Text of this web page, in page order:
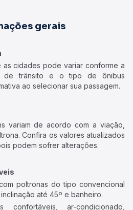
gerais
cidades pode variar conforme a
de trânsito e o tipo de ônibus
ao selecionar sua passagem.
variam de acordo com a viação,
Confira os valores atualizados
podem sofrer alterações.
poltronas do tipo convencional
até 45º e banheiro.
confortáveis, ar-condicionado,